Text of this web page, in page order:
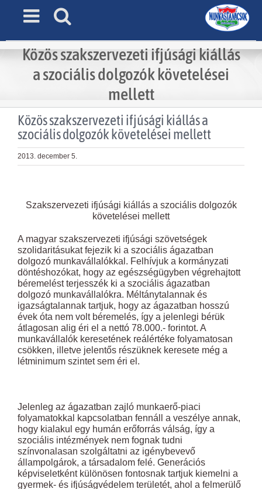
Közös szakszervezeti ifjúsági kiállás
a szociális dolgozók követelései
mellett
Közös szakszervezeti ifjúsági kiállás a
szociális dolgozók követelései mellett
2013. december 5.
Image
Szakszervezeti ifjúsági kiállás a szociális dolgozók
követelései mellett
A magyar szakszervezeti ifjúsági szövetségek
szolidaritásukat fejezik ki a szociális ágazatban
dolgozó munkavállalókkal. Felhívjuk a kormányzati
döntéshozókat, hogy az egészségügyben végrehajtott
béremelést terjesszék ki a szociális ágazatban
dolgozó munkavállalókra. Méltánytalannak és
igazságtalannak tartjuk, hogy az ágazatban hosszú
évek óta nem volt béremelés, így a jelenlegi bérük
átlagosan alig éri el a nettó 78.000.- forintot. A
munkavállalók keresetének reálértéke folyamatosan
csökken, illetve jelentős részüknek keresete még a
létminimum szintet sem éri el.
Jelenleg az ágazatban zajló munkaerő-piaci
folyamatokkal kapcsolatban fennáll a veszélye annak,
hogy kialakul egy humán erőforrás válság, így a
szociális intézmények nem fognak tudni
színvonalasan szolgáltatni az igénybevevő
állampolgárok, a társadalom felé. Generációs
képviseletként különösen fontosnak tartjuk kiemelni a
gyermek- és ifjúságvédelem területét, ahol a felmerülő